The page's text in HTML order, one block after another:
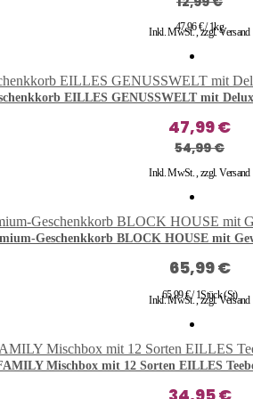
47,96 € / 1kg
Inkl. MwSt.,zzgl.Versand
EILLES GENUSSWELT mit
47,99 €
54,99 €
Inkl. MwSt.,zzgl.Versand
Geschenkkorb BLOCK HOUSE mit
65,99 €
65,99 € / 1Stück (St)
Inkl. MwSt.,zzgl.Versand
Mischbox mit 12 Sorten EILLES